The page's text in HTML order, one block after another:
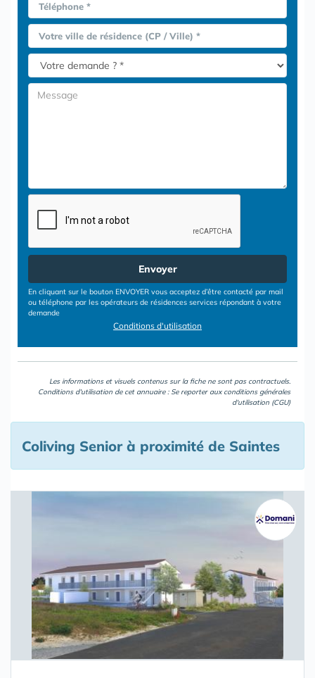
Téléphone *
Votre ville de résidence (CP / Ville) *
Envoyer
En cliquant sur le bouton ENVOYER vous acceptez d’être contacté par mail
ou téléphone par les opérateurs de résidences services répondant à votre
demande
Conditions d'utilisation
Les informations et visuels contenus sur la fiche ne sont pas contractuels.
Conditions d'utilisation de cet annuaire : Se reporter aux conditions générales
d'utilisation (CGU)
Coliving Senior à proximité de Saintes